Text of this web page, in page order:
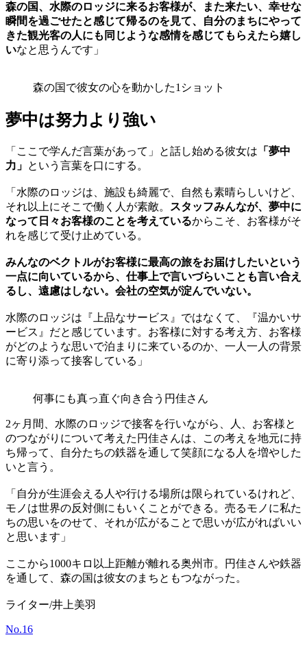
森の国、水際のロッジに来るお客様が、また来たい、幸せな
瞬間を過ごせたと感じて帰るのを見て、自分のまちにやって
きた観光客の人にも同じような感情を感じてもらえたら嬉し
いなと思うんです」
森の国で彼女の心を動かした1ショット
夢中は努力より強い
「ここで学んだ言葉があって」と話し始める彼女は 「夢中
力」 という言葉を口にする。
「水際のロッジは、施設も綺麗で、自然も素晴らしいけど、
それ以上にそこで働く人が素敵。
スタッフみんなが、夢中に
なって日々お客様のことを考えているからこそ、お客様がそ
れを感じて受け止めている。
みんなのベクトルがお客様に最高の旅をお届けしたいという
一点に向いているから、仕事上で言いづらいことも言い合え
るし、遠慮はしない。会社の空気が淀んでいない。
水際のロッジは『上品なサービス』ではなくて、『温かいサ
ービス』だと感じています。お客様に対する考え方、お客様
がどのような思いで泊まりに来ているのか、一人一人の背景
に寄り添って接客している」
何事にも真っ直ぐ向き合う円佳さん
2ヶ月間、水際のロッジで接客を行いながら、人、お客様と
のつながりについて考えた円佳さんは、この考えを地元に持
ち帰って、自分たちの鉄器を通して笑顔になる人を増やした
いと言う。
「自分が生涯会える人や行ける場所は限られているけれど、
モノは世界の反対側にもいくことができる。売るモノに私た
ちの思いをのせて、それが広がることで思いが広がればいい
と思います」
ここから1000キロ以上距離が離れる奥州市。円佳さんや鉄器
を通して、森の国は彼女のまちともつながった。
ライター/井上美羽
No.16